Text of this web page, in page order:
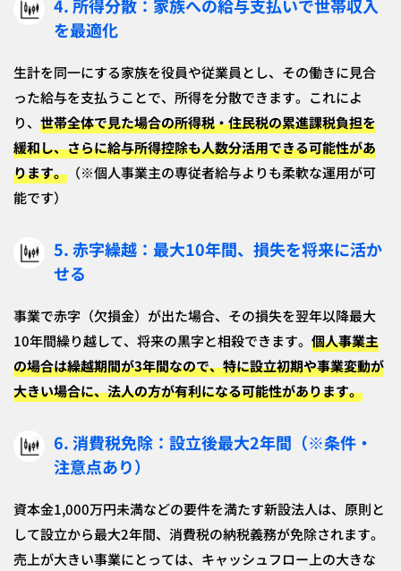
4. 所得分散：家族への給与支払いで世帯収入
を最適化
生計を同一にする家族を役員や従業員とし、その働きに見合
った給与を支払うことで、所得を分散できます。これによ
り、 世帯全体で見た場合の所得税・住民税の累進課税負担を
緩和し、さらに給与所得控除も人数分活用できる可能性があ
ります。 （※個人事業主の専従者給与よりも柔軟な運用が可
能です）
5. 赤字繰越：最大10年間、損失を将来に活か
せる
事業で赤字（欠損金）が出た場合、その損失を翌年以降最大
10年間繰り越して、将来の黒字と相殺できます。 個人事業主
の場合は繰越期間が3年間なので、特に設立初期や事業変動が
大きい場合に、法人の方が有利になる可能性があります。
6. 消費税免除：設立後最大2年間（※条件・
注意点あり）
資本金1,000万円未満などの要件を満たす新設法人は、原則と
して設立から最大2年間、消費税の納税義務が免除されます。
売上が大きい事業にとっては、キャッシュフロー上の大きな